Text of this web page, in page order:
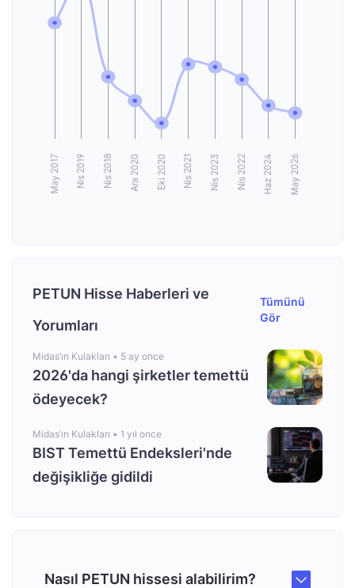
PETUN Hisse Haberleri ve
Yorumları
Tümünü
Gör
Midas’ın Kulakları • 5 ay once
2026'da hangi şirketler temettü
ödeyecek?
Midas’ın Kulakları • 1 yıl once
BIST Temettü Endeksleri'nde
değişikliğe gidildi
Nasıl PETUN hissesi alabilirim?